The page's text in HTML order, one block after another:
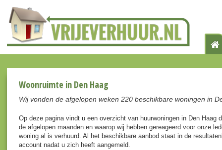
Woonruimte in Den Haag
Wij vonden de afgelopen weken 220 beschikbare woningen in
Op deze pagina vindt u een overzicht van huurwoningen in Den Haag
de afgelopen maanden en waarop wij hebben gereageerd voor onze
woning al is verhuurd. Al het beschikbare aanbod staat in de
account nadat u zich heeft aangemeld.